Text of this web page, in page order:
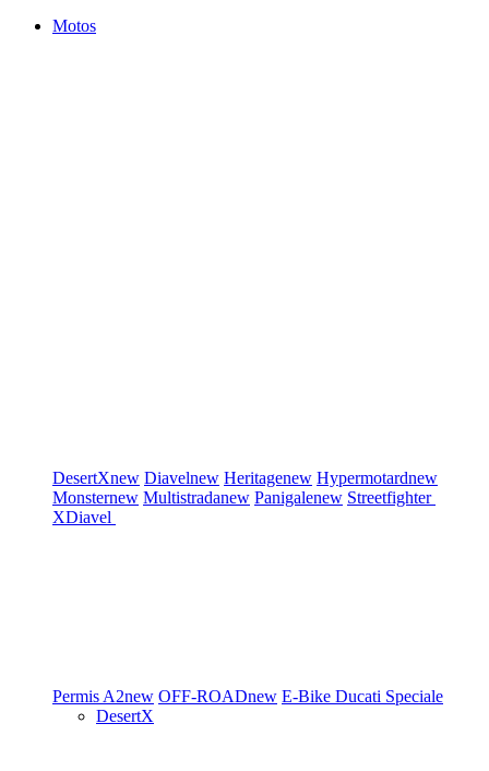
Motos
DesertXnew Diavelnew Heritagenew Hypermotardnew
Monsternew Multistradanew Panigalenew Streetfighter
XDiavel
Permis A2new OFF-ROADnew E-Bike Ducati Speciale
DesertX